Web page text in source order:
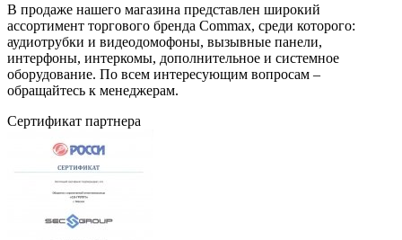
В продаже нашего магазина представлен широкий
ассортимент торгового бренда Commax, среди которого:
аудиотрубки и видеодомофоны, вызывные панели,
интерфоны, интеркомы, дополнительное и системное
оборудование. По всем интересующим вопросам –
обращайтесь к менеджерам.
Сертификат партнера